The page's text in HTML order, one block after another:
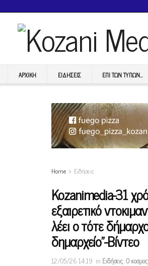
ΑΡΧΙΚΉ ΕΙΔΉΣΕΙΣ ΕΠI ΤΩΝ ΤΥΠΩΝ…
Home Ειδήσεις
Kozanimedia-31
εξαιρετικό
λέει ο τότε
δημαρχείο”-Βίντεο
12/05/26 14:19 in Ειδήσεις,Ο